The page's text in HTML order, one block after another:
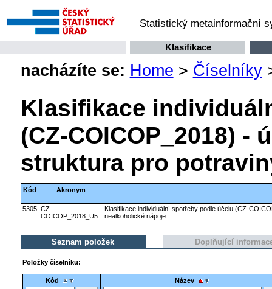
Statistický metainformační
Klasifikace
nacházíte se: Home > Číselníky
Klasifikace
(CZ-COICOP_2018) -
struktura pro
Kód Akronym
5305 CZ-
COICOP_2018_U5
Klasifikace individuální spotřeby podle účelu (CZ-
nealkoholické nápoje
Seznam položek Doplňující
Položky číselníku:
Kód Název